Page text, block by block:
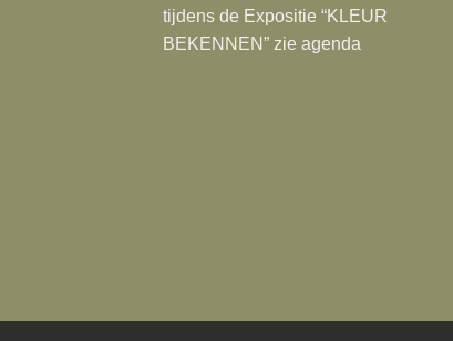
tijdens de Expositie “KLEUR
BEKENNEN” zie agenda